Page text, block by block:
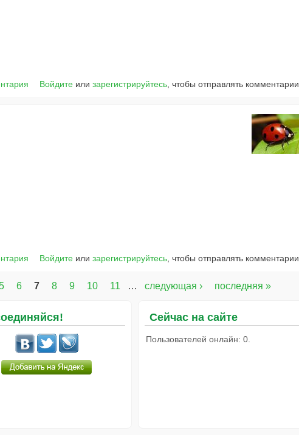
Войдите илизарегистрируйтесь , чтобы отправлять комментарии
Войдите илизарегистрируйтесь , чтобы отправлять комментарии
6 7 8 9 10 11 … следующая › последняя »
Сейчас на сайте
Пользователей онлайн: 0.